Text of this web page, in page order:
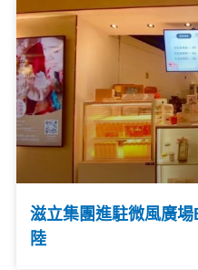
滋立集團進駐微風廣
陸